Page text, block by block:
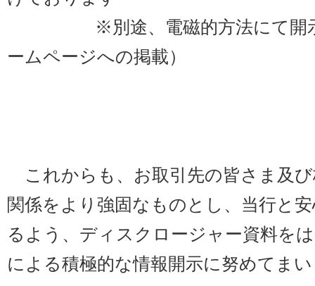
※別途、電磁的方法にて開示
ームページへの掲載）
これからも、お取引先の皆さま及
関係をより強固なものとし、当行と
るよう、ディスクロージャー資料を
による積極的な情報開示に努めてま